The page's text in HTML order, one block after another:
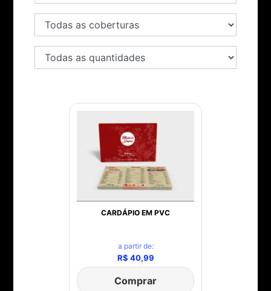
CARDÁPIO EM PVC
a partir de:
R$ 40,99
Comprar